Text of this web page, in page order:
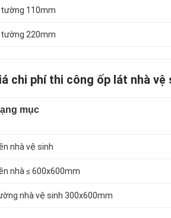
tường 110mm
tường 220mm
chi phí thi công ốp lát nhà vệ
mục
nhà vệ sinh
nhà ≤ 600x600mm
nhà vệ sinh 300x600mm